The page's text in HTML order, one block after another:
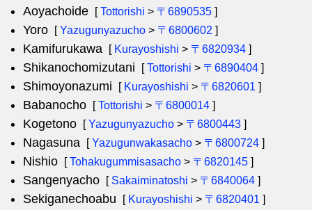
Aoyachoide [Tottorishi > 〒6890535 ]
Yoro [Yazugunyazucho > 〒6800602 ]
Kamifurukawa [ Kurayoshishi > 〒6820934 ]
Shikanochomizutani [Tottorishi > 〒6890404 ]
Shimoyonazumi [ Kurayoshishi > 〒6820601 ]
Babanocho [Tottorishi > 〒6800014 ]
Kogetono [Yazugunyazucho > 〒6800443 ]
Nagasuna [Yazugunwakasacho > 〒6800724 ]
Nishio [Tohakugummisasacho > 〒6820145 ]
Sangenyacho [ Sakaiminatoshi > 〒6840064 ]
Sekiganechoabu [ Kurayoshishi > 〒6820401 ]